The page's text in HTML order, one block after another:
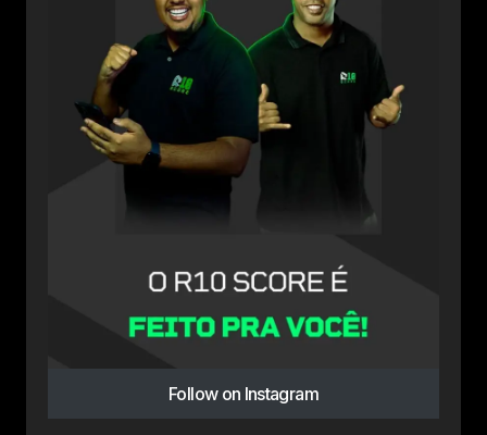
Follow on Instagram